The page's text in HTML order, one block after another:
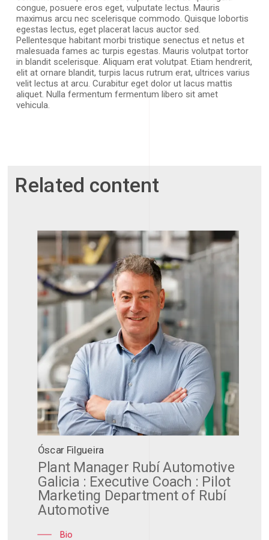
congue, posuere eros eget, vulputate lectus. Mauris
maximus arcu nec scelerisque commodo. Quisque lobortis
egestas lectus, eget placerat lacus auctor sed.
Pellentesque habitant morbi tristique senectus et netus et
malesuada fames ac turpis egestas. Mauris volutpat tortor
in blandit scelerisque. Aliquam erat volutpat. Etiam hendrerit,
elit at ornare blandit, turpis lacus rutrum erat, ultrices varius
velit lectus at arcu. Curabitur eget dolor ut lacus mattis
aliquet. Nulla fermentum fermentum libero sit amet
vehicula.
Related content
Óscar Filgueira
Plant Manager Rubí Automotive
Galicia : Executive Coach : Pilot
Marketing Department of Rubí
Automotive
Bio